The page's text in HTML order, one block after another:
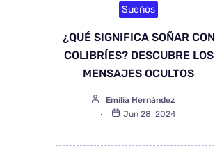
Sueños
¿QUÉ SIGNIFICA SOÑAR CON
COLIBRÍES? DESCUBRE LOS
MENSAJES OCULTOS
Emilia Hernández
Jun 28, 2024